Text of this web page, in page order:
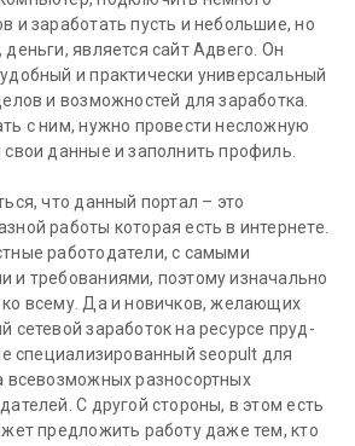
и заработать пусть и небольшие, но
является сайт Адвего. Он
и практически универсальный
и возможностей для заработка.
с ним, нужно провести несложную
свои данные и заполнить профиль.
что данный портал – это
работы которая есть в интернете.
работодатели, с самыми
и требованиями, поэтому изначально
всему. Да и новичков, желающих
сетевой заработок на ресурсе пруд-
специализированный seopult для
всевозможных разносортных
С другой стороны, в этом есть
предложить работу даже тем, кто